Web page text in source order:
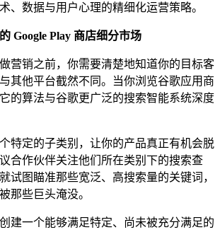
、数据与用户心理的精细化运营策略。
Google Play 商店细分市场
营销之前，你需要清楚地知道你的目标客
其他平台截然不同。当你浏览谷歌应用商
的算法与谷歌更广泛的搜索智能系统深度
特定的子类别，让你的产品真正有机会脱
合作伙伴关注他们所在类别下的搜索查
试图瞄准那些宽泛、高搜索量的关键词，
那些巨头淹没。
建一个能够满足特定、尚未被充分满足的